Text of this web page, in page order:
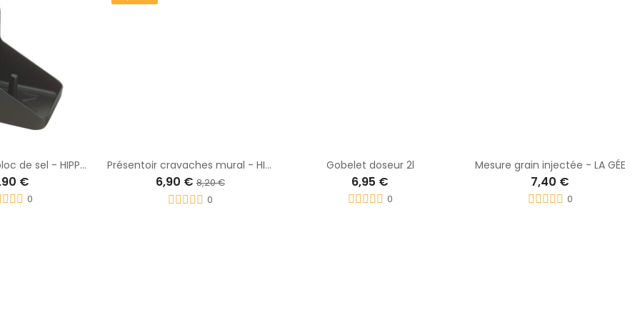
Support pour bloc de sel - HIPPOTONIC
€
0
Présentoir cravaches mural - HIPPOTONIC
6,90 €8,20 €
0
Gobelet doseur 2l
6,95 €
0
Mesure grain injectée - LA GÉE
7,40 €
0